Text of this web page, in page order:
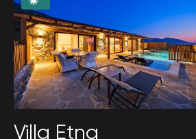
Villa Etna